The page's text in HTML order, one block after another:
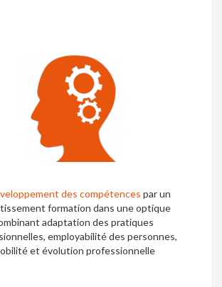
des compétences par un
formation dans une optique
adaptation des pratiques
employabilité des personnes,
et évolution professionnelle